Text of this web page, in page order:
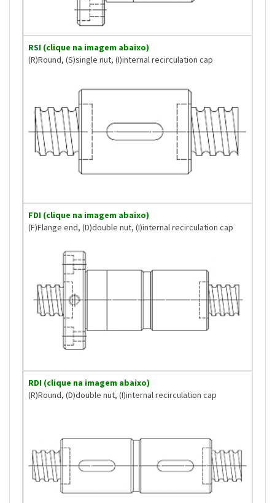
RSI (clique na imagem abaixo)
(R)Round, (S)single nut, (I)internal recirculation cap
FDI (clique na imagem abaixo)
(F)Flange end, (D)double nut, (I)internal recirculation cap
RDI (clique na imagem abaixo)
(R)Round, (D)double nut, (I)internal recirculation cap